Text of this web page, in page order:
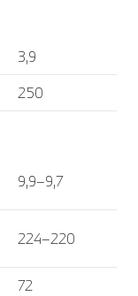
3,9
250
9,9–9,7
224–220
72